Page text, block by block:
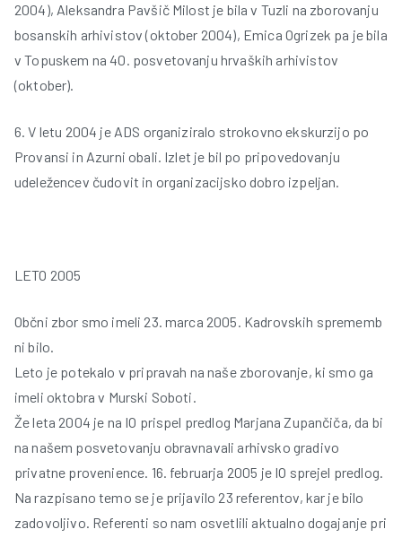
2004), Aleksandra Pavšič Milost je bila v Tuzli na zborovanju
bosanskih arhivistov (oktober 2004), Emica Ogrizek pa je bila
v Topuskem na 40. posvetovanju hrvaških arhivistov
(oktober).
6. V letu 2004 je ADS organiziralo strokovno ekskurzijo po
Provansi in Azurni obali. Izlet je bil po pripovedovanju
udeležencev čudovit in organizacijsko dobro izpeljan.
LETO 2005
Občni zbor smo imeli 23. marca 2005. Kadrovskih sprememb
ni bilo.
Leto je potekalo v pripravah na naše zborovanje, ki smo ga
imeli oktobra v Murski Soboti.
Že leta 2004 je na IO prispel predlog Marjana Zupančiča, da bi
na našem posvetovanju obravnavali arhivsko gradivo
privatne provenience. 16. februarja 2005 je IO sprejel predlog.
Na razpisano temo se je prijavilo 23 referentov, kar je bilo
zadovoljivo. Referenti so nam osvetlili aktualno dogajanje pri